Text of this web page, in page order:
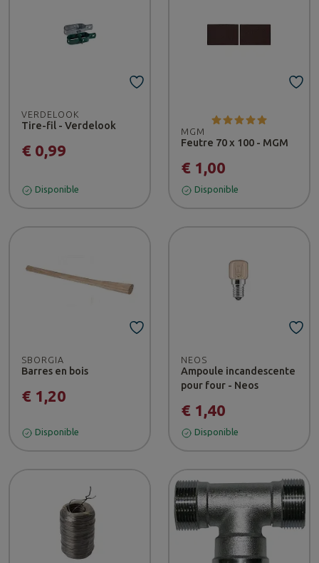
VERDELOOK
Tire-fil - Verdelook
€ 0,99
Disponible
MGM
Feutre 70 x 100 - MGM
€ 1,00
Disponible
SBORGIA
Barres en bois
€ 1,20
Disponible
NEOS
Ampoule incandescente
pour four - Neos
€ 1,40
Disponible